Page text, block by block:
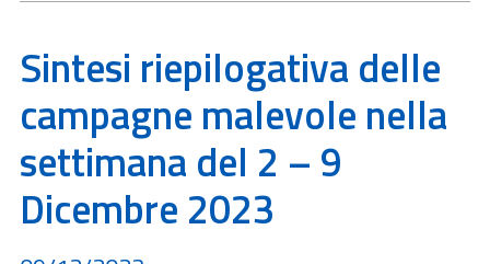
Sintesi riepilogativa delle
campagne malevole nella
settimana del 2 – 9
Dicembre 2023